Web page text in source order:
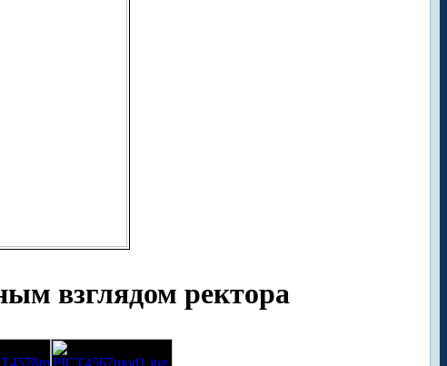
взглядом ректора